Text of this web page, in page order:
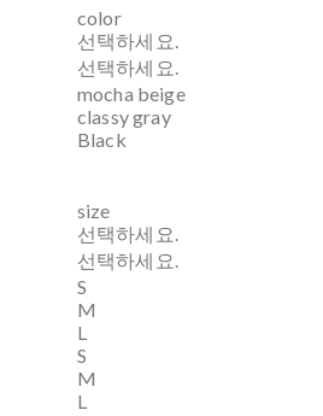
color
선택하세요.
선택하세요.
mocha beige
classy gray
Black
size
선택하세요.
선택하세요.
S
M
L
S
M
L